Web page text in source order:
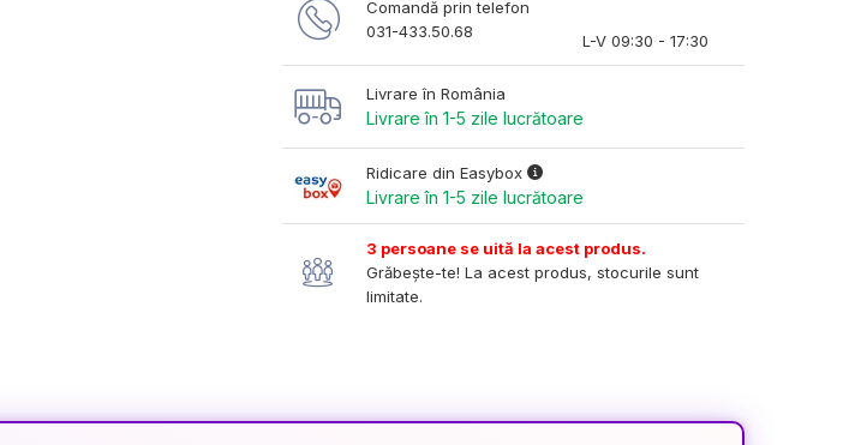
Comandă prin telefon
031-433.50.68
L-V 09:30 - 17:30
Livrare în România
Livrare în 1-5 zile lucrătoare
Ridicare din Easybox
Livrare în 1-5 zile lucrătoare
3 persoane se uită la acest produs.
Grăbește-te! La acest produs, stocurile sunt
limitate.